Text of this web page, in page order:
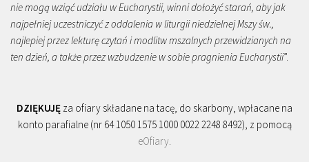
nie mogą wziąć udziału w Eucharystii, winni dołożyć starań, aby jak
najpełniej uczestniczyć z oddalenia w liturgii niedzielnej Mszy św.,
najlepiej przez lekturę czytań i modlitw mszalnych przewidzianych na
ten dzień, a także przez wzbudzenie w sobie pragnienia Eucharystii”.
DZIĘKUJĘ za ofiary składane na tacę, do skarbony, wpłacane na
konto parafialne (nr 64 1050 1575 1000 0022 2248 8492), z pomocą
eOfiary.